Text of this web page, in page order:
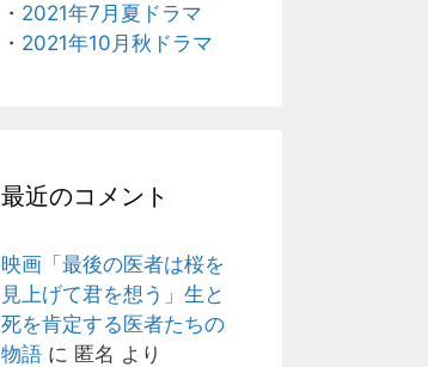
・ 2021年7月夏ドラマ
・ 2021年10月秋ドラマ
最近のコメント
映画「最後の医者は桜を
見上げて君を想う」生と
死を肯定する医者たちの
物語 に 匿名 より